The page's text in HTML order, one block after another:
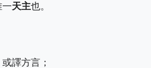
一天主也。
譯方言；